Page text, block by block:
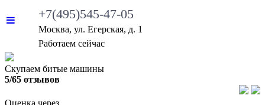
+7(495)545-47-05
Москва, ул. Егерская, д. 1
Работаем сейчас
Скупаем битые машины
5/65 отзывов
Оценка через